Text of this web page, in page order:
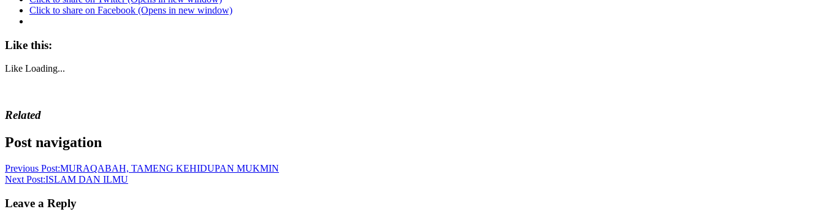
Click to share on Facebook (Opens in new window)
Like this:
Like Loading...
Related
Post navigation
Previous Post:MURAQABAH, TAMENG KEHIDUPAN MUKMIN
Next Post:ISLAM DAN ILMU
Leave a Reply